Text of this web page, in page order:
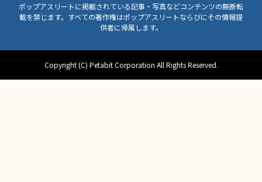
ポップアスリートに掲載されている記事・写真などコンテンツの無断転
載を禁じます。すべての著作権はポップアスリートならびにその情報提
供者に帰属します。
Copyright (C) Petabit Corporation All Rights Reserved.